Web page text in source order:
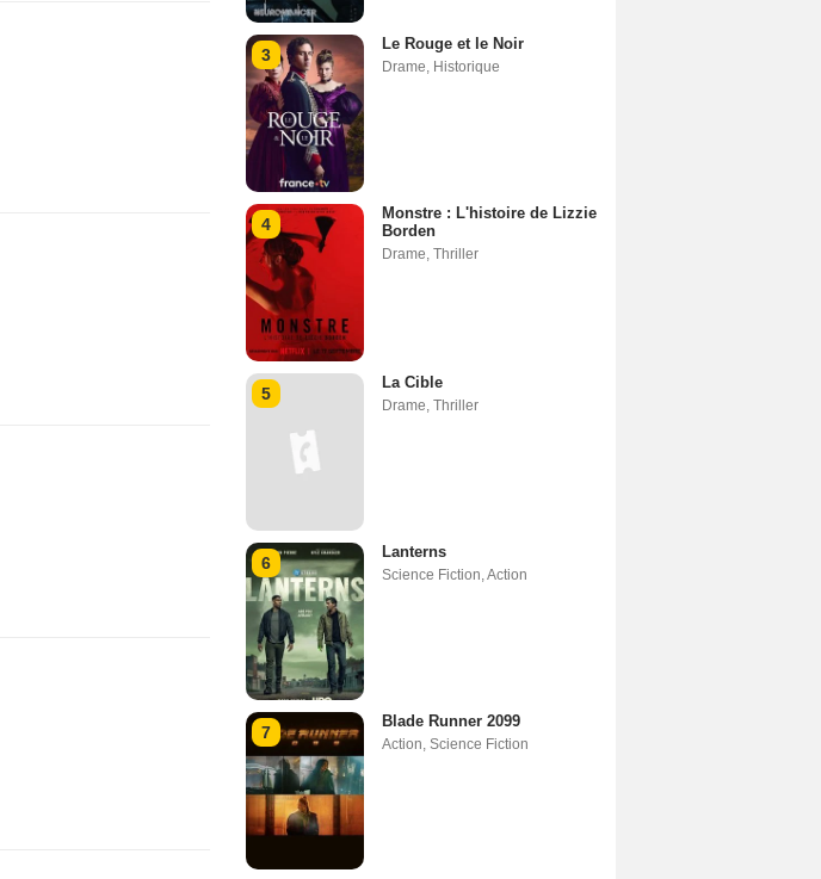
3
Le Rouge et le Noir
Drame Historique
4
Monstre : L'histoire de Lizzie
Borden
Drame Thriller
5
La Cible
Drame Thriller
6
Lanterns
Science Fiction Action
7
Blade Runner 2099
Action Science Fiction